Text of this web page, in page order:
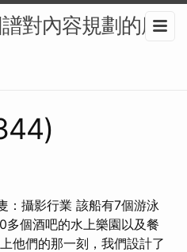
對內容規劃的應
：攝影行業 該船有7個游泳
個酒吧的水上樂園以及餐
他們的那一刻，我們設計了